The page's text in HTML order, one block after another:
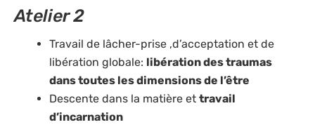
Atelier 2
Travail de lâcher-prise ,d’acceptation et de
libération globale: libération des traumas
dans toutes les dimensions de l’être
Descente dans la matière et travail
d’incarnation